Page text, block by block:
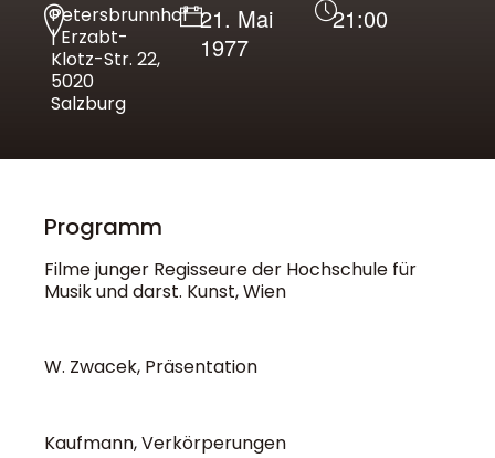
Petersbrunnhof
| Erzabt-
Klotz-Str. 22,
5020
Salzburg
21. Mai
1977
21:00
Programm
Filme junger Regisseure der Hochschule für
Musik und darst. Kunst, Wien
W. Zwacek, Präsentation
Kaufmann, Verkörperungen